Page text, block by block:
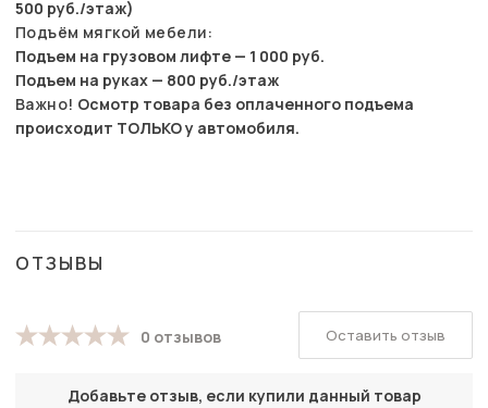
500 руб./этаж)
Подъём мягкой мебели:
Подъем на грузовом лифте — 1 000 руб.
Подъем на руках — 800 руб./этаж
Важно! Осмотр товара без оплаченного подъема
происходит ТОЛЬКО у автомобиля.
ОТЗЫВЫ
0 отзывов
Добавьте отзыв, если купили данный товар
Оставить отзыв